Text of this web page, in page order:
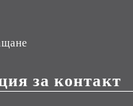
за контакт